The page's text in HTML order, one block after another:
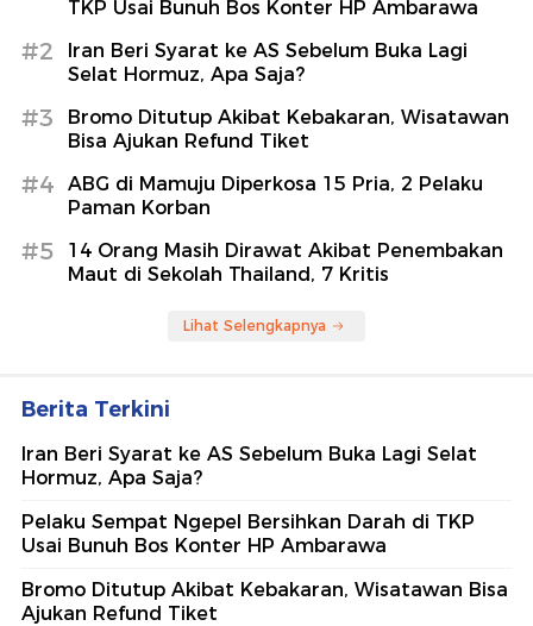
TKP Usai Bunuh Bos Konter HP Ambarawa
#2
Iran Beri Syarat ke AS Sebelum Buka Lagi
Selat Hormuz, Apa Saja?
#3
Bromo Ditutup Akibat Kebakaran, Wisatawan
Bisa Ajukan Refund Tiket
#4
ABG di Mamuju Diperkosa 15 Pria, 2 Pelaku
Paman Korban
#5
14 Orang Masih Dirawat Akibat Penembakan
Maut di Sekolah Thailand, 7 Kritis
Lihat Selengkapnya
Berita Terkini
Iran Beri Syarat ke AS Sebelum Buka Lagi Selat
Hormuz, Apa Saja?
Pelaku Sempat Ngepel Bersihkan Darah di TKP
Usai Bunuh Bos Konter HP Ambarawa
Bromo Ditutup Akibat Kebakaran, Wisatawan Bisa
Ajukan Refund Tiket